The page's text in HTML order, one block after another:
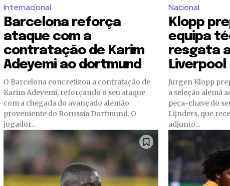
Internacional
Barcelona reforça
ataque com a
contratação de Karim
Adeyemi ao dortmund
O Barcelona concretizou a contratação de
Karim Adeyemi, reforçando o seu ataque
com a chegada do avançado alemão
proveniente do Borussia Dortmund. O
jogador...
Nacional
Klopp
equipa
resgata
Liverpool
Jurgen Klopp
a seleção alemã
peça-chave do
Lijnders, que
adjunto...